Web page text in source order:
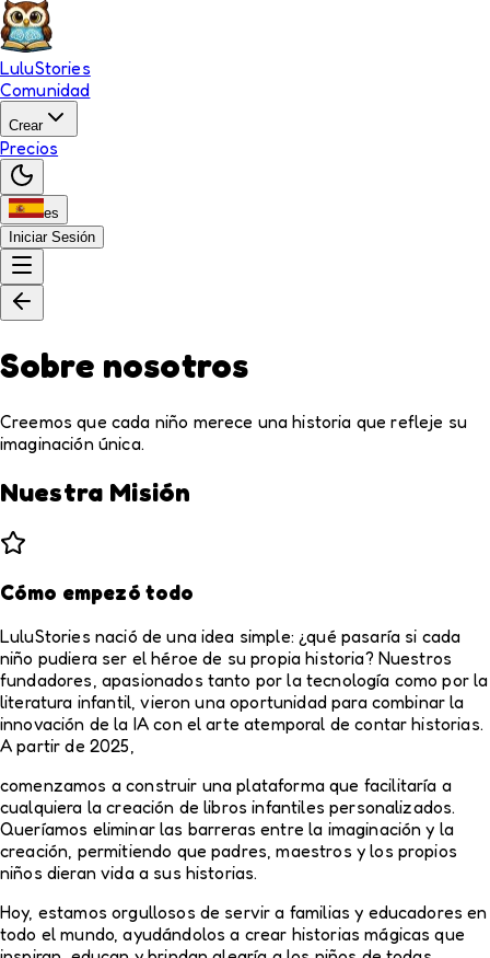
LuluStories
Comunidad
Crear
Precios
es
Iniciar Sesión
Sobre nosotros
Creemos que cada niño merece una historia que refleje su
imaginación única.
Nuestra Misión
Cómo empezó todo
LuluStories nació de una idea simple: ¿qué pasaría si cada
niño pudiera ser el héroe de su propia historia? Nuestros
fundadores, apasionados tanto por la tecnología como por la
literatura infantil, vieron una oportunidad para combinar la
innovación de la IA con el arte atemporal de contar historias.
A partir de 2025,
comenzamos a construir una plataforma que facilitaría a
cualquiera la creación de libros infantiles personalizados.
Queríamos eliminar las barreras entre la imaginación y la
creación, permitiendo que padres, maestros y los propios
niños dieran vida a sus historias.
Hoy, estamos orgullosos de servir a familias y educadores en
todo el mundo, ayudándolos a crear historias mágicas que